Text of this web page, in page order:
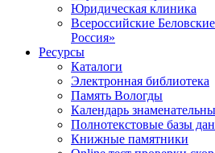
Юридическая клиника
Всероссийские
Россия»
Ресурсы
Каталоги
Электронная библиотека
Память Вологды
Календарь
Полнотекстовые базы
Книжные памятники